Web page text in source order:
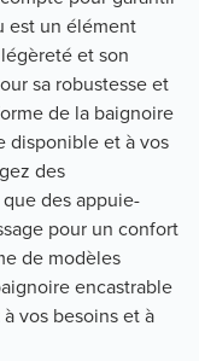
est un élément
et son
sa robustesse et
de la baignoire
disponible et à vos
des
des appuie-
pour un confort
de modèles
encastrable
vos besoins et à